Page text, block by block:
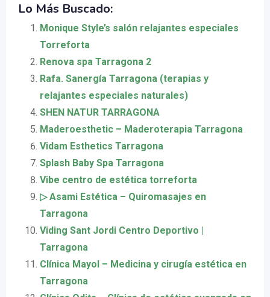
Lo Más Buscado:
Monique Style’s salón relajantes especiales
Torreforta
Renova spa Tarragona 2
Rafa. Sanergía Tarragona (terapias y
relajantes especiales naturales)
SHEN NATUR TARRAGONA
Maderoesthetic – Maderoterapia Tarragona
Vidam Esthetics Tarragona
Splash Baby Spa Tarragona
Vibe centro de estética torreforta
▷ Asami Estética – Quiromasajes en
Tarragona
Viding Sant Jordi Centro Deportivo |
Tarragona
Clínica Mayol – Medicina y cirugía estética en
Tarragona